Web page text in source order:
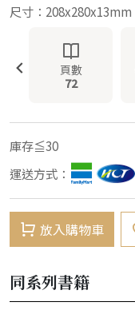
尺寸：208x280x13mm
頁數
72
庫存≦30
運送方式：
放入購物車
同系列書籍